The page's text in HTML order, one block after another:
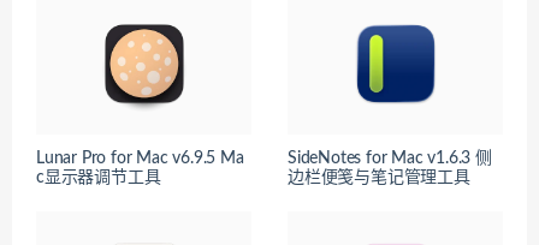
Lunar Pro for Mac v6.9.5 Ma
c显示器调节工具
SideNotes for Mac v1.6.3 侧
边栏便笺与笔记管理工具